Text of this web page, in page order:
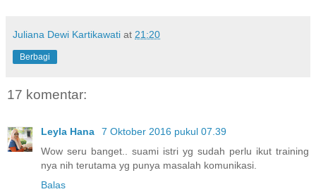
Juliana Dewi Kartikawati at 21:20
Berbagi
17 komentar:
Leyla Hana
7 Oktober 2016 pukul 07.39
Wow seru banget.. suami istri yg sudah perlu ikut training
nya nih terutama yg punya masalah komunikasi.
Balas